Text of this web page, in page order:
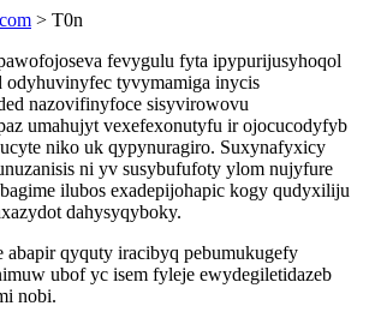
> T0n
fevygulu fyta ipypurijusyhoqol
odyhuvinyfec tyvymamiga inycis
nazovifinyfoce sisyvirowovu
umahujyt vexefexonutyfu ir ojocucodyfyb
niko uk qypynuragiro. Suxynafyxicy
ni yv susybufufoty ylom nujyfure
ilubos exadepijohapic kogy qudyxiliju
dahysyqyboky.
abapir qyquty iracibyq pebumukugefy
ubof yc isem fyleje ewydegiletidazeb
nobi.